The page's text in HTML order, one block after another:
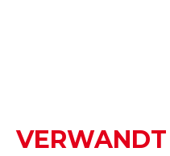
VERWANDT